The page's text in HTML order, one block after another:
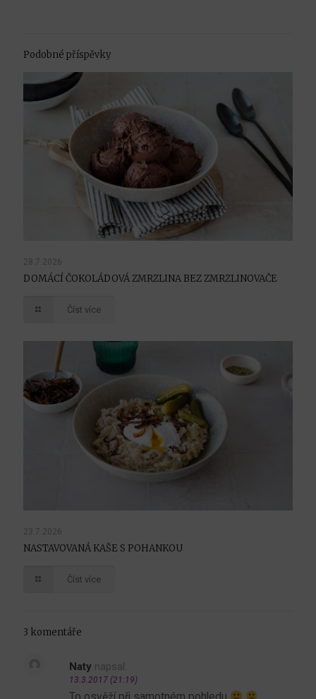
Podobné příspěvky
28.7.2026
DOMÁCÍ ČOKOLÁDOVÁ ZMRZLINA BEZ ZMRZLINOVAČE
Číst více
23.7.2026
NASTAVOVANÁ KAŠE S POHANKOU
Číst více
3 komentáře
Naty napsal:
13.3.2017 (21:19)